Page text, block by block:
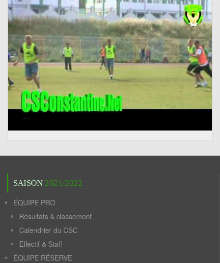
SAISON 2021/2022
ÉQUIPE PRO
Résultats & classement
Calendrier du CSC
Effectif & Staff
ÉQUIPE RÉSERVE